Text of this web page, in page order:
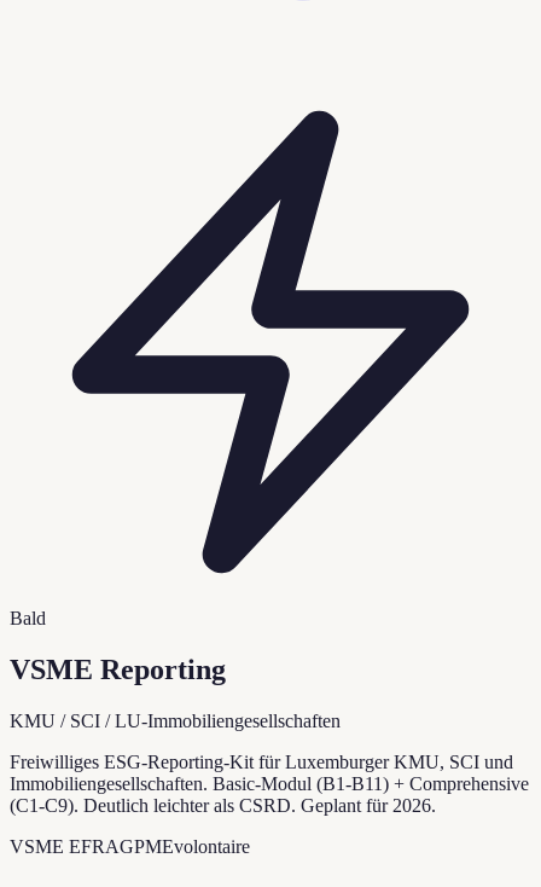
Bald
VSME Reporting
KMU / SCI / LU-Immobiliengesellschaften
Freiwilliges ESG-Reporting-Kit für Luxemburger KMU, SCI und
Immobiliengesellschaften. Basic-Modul (B1-B11) + Comprehensive
(C1-C9). Deutlich leichter als CSRD. Geplant für 2026.
VSME EFRAGPMEvolontaire